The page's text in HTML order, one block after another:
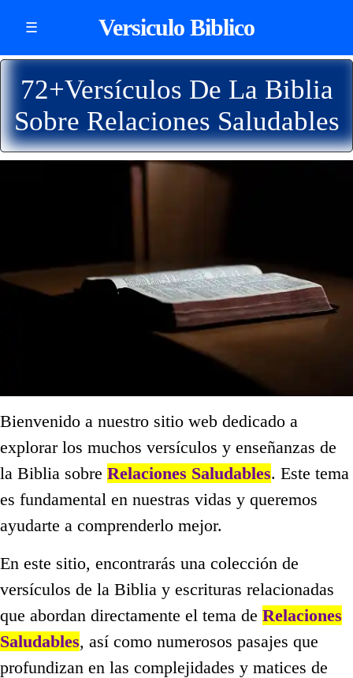
☰ Versiculo Biblico
72+Versículos De La Biblia
Sobre Relaciones Saludables
Bienvenido a nuestro sitio web dedicado a
explorar los muchos versículos y enseñanzas de
la Biblia sobre Relaciones Saludables. Este tema
es fundamental en nuestras vidas y queremos
ayudarte a comprenderlo mejor.
En este sitio, encontrarás una colección de
versículos de la Biblia y escrituras relacionadas
que abordan directamente el tema de Relaciones
Saludables, así como numerosos pasajes que
profundizan en las complejidades y matices de